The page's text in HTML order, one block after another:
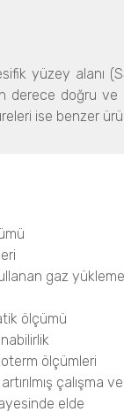
yüzey alanı
doğru ve
ise benzer
gaz yükleme
ölçümü
ölçümleri
çalışma
elde